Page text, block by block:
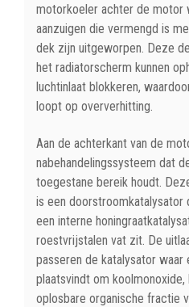
motorkoeler achter de motor
aanzuigen die vermengd is
dek zijn uitgeworpen. Deze
het radiatorscherm kunnen
luchtinlaat blokkeren,
loopt op oververhitting.
Aan de achterkant van de
nabehandelingssysteem dat
toegestane bereik houdt.
is een doorstroomkatalysator
een interne
roestvrijstalen vat zit. De
passeren de katalysator
plaatsvindt om
oplosbare organische fractie